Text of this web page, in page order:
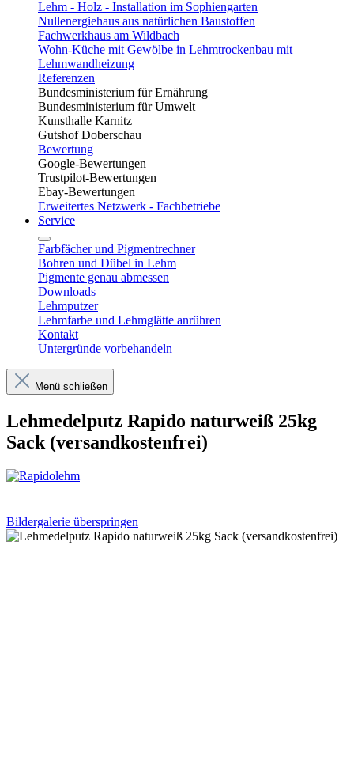
Lehm - Holz - Installation im Sophiengarten
Nullenergiehaus aus natürlichen Baustoffen
Fachwerkhaus am Wildbach
Wohn-Küche mit Gewölbe in Lehmtrockenbau mit
Lehmwandheizung
Referenzen
Bundesministerium für Ernährung
Bundesministerium für Umwelt
Kunsthalle Karnitz
Gutshof Doberschau
Bewertung
Google-Bewertungen
Trustpilot-Bewertungen
Ebay-Bewertungen
Erweitertes Netzwerk - Fachbetriebe
Service
Farbfächer und Pigmentrechner
Bohren und Dübel in Lehm​
Pigmente genau abmessen
Downloads
Lehmputzer
Lehmfarbe und Lehmglätte anrühren
Kontakt
Untergründe vorbehandeln
Menü schließen
Lehmedelputz Rapido naturweiß 25kg
Sack (versandkostenfrei)
Bildergalerie überspringen